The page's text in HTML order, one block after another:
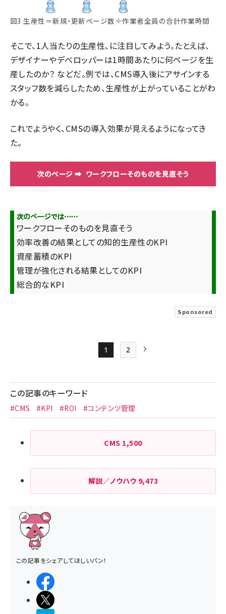
図3 生産性＝新規・更新ページ数÷作業者全員の合計作業時間
そこで、1人当たりの生産性、に注目してみよう。たとえば、
デザイナーやデベロッパーは1時間あたりに何ページを生
産したのか？ などだ。例では、CMS導入後にアサインする
スタッフ数を減らしたため、生産性が上がっていることがわ
かる。
これでようやく、CMSの導入効果が見えるようになってき
た。
ワークフローそのものを見直そう
ワークフローそのものを見直そう
効率改善の結果としての知的生産性のKPI
資産蓄積のKPI
管理が強化される結果としてのKPI
総合的なKPI
Sponsored
送
り
Page
1
Page
2
この記事のキーワード
#CMS #KPI #ROI #コンテンツ管理
CMS 1,500
解説／ノウハウ 9,473
この記事をシェアしてほしいパン！